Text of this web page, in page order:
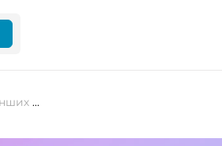
Apple планує запустити Vision Pro в інших країнах до WWDC у червні